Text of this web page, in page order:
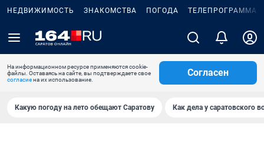
НЕДВИЖИМОСТЬ ЗНАКОМСТВА ПОГОДА ТЕЛЕПРОГРАММА
На информационном ресурсе применяются cookie-
файлы. Оставаясь на сайте, вы подтверждаете свое
согласиена их использование.
Согласен
Какую погоду на лето обещают Саратову Как дела у саратовского